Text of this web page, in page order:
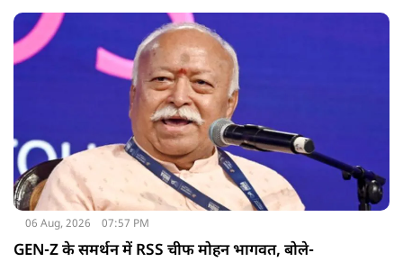
06 Aug, 2026 07:57 PM
GEN-Z के समर्थन में RSS चीफ मोहन भागवत, बोले-